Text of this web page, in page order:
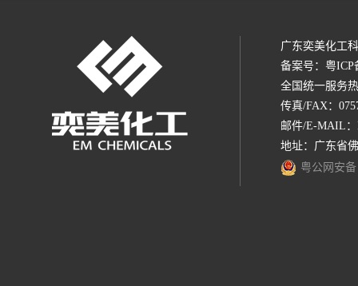
广东奕美化工
备案号： 粤ICP
全国统一服务
传真/FAX：
邮件/E-MAIL：
地址：广东省
粤公网安备